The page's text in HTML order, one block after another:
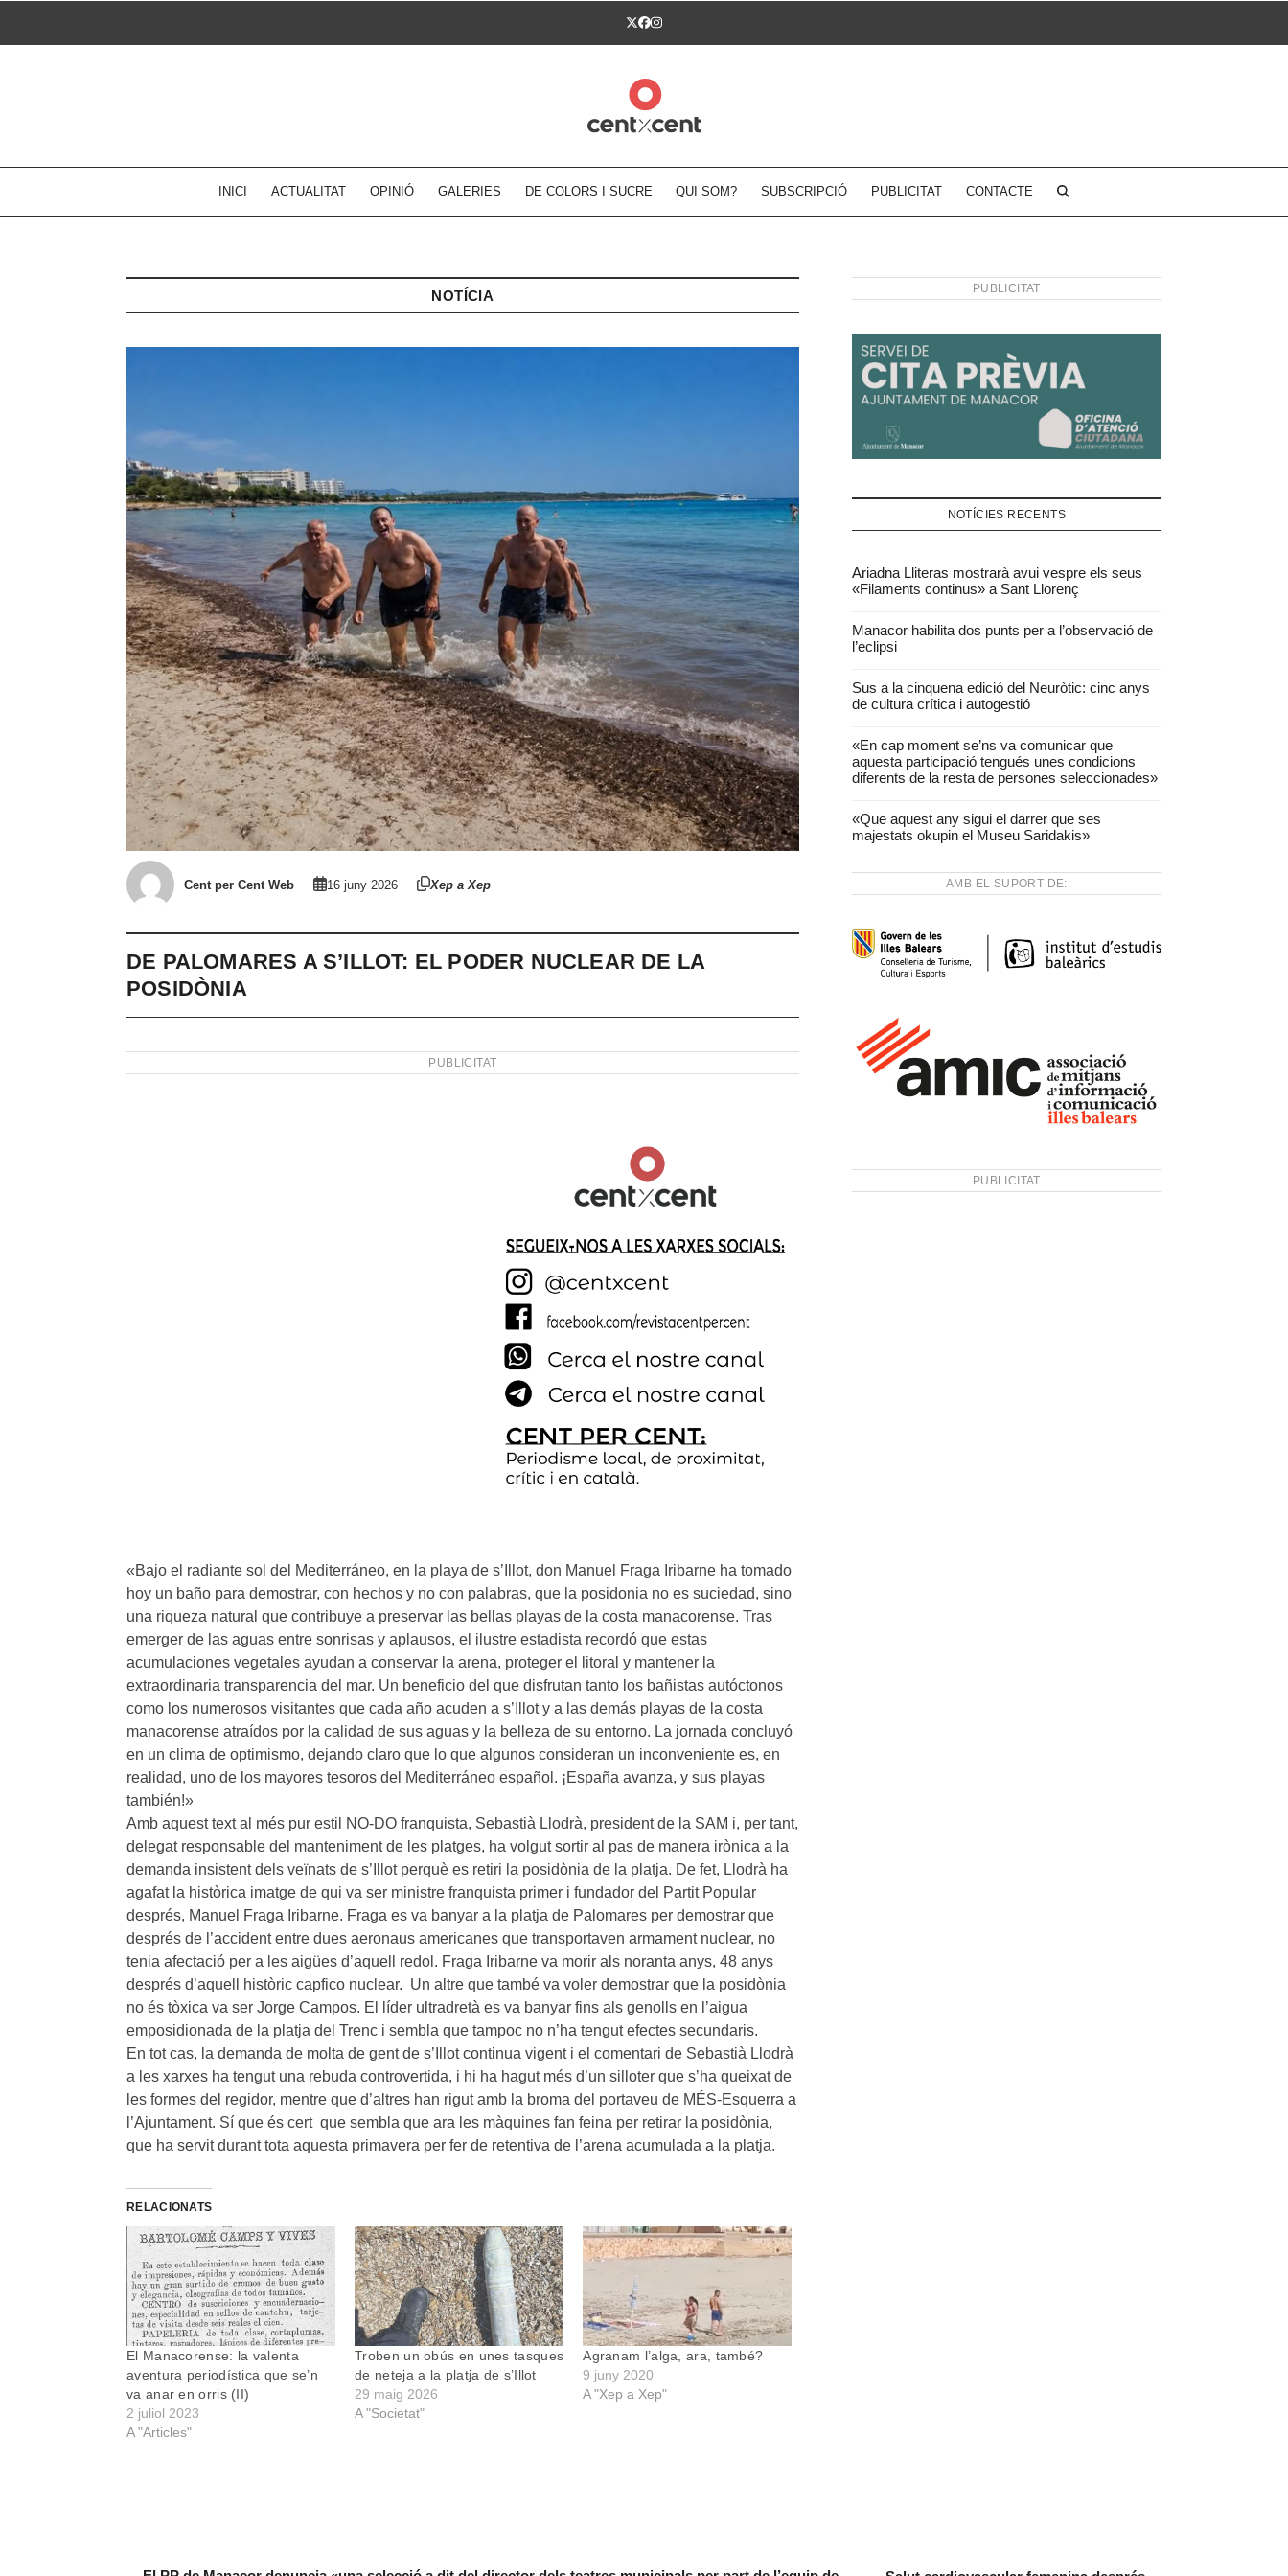
Twitter
Facebook
Instagram
INICI ACTUALITAT OPINIÓ GALERIES DE COLORS I SUCRE QUI SOM? SUBSCRIPCIÓ PUBLICITAT CONTACTE
NOTÍCIA
Cent per Cent Web 16 juny 2026 Xep a Xep
DE PALOMARES A S’ILLOT: EL PODER NUCLEAR DE LA
POSIDÒNIA
PUBLICITAT
«Bajo el radiante sol del Mediterráneo, en la playa de s’Illot, don Manuel Fraga Iribarne ha tomado
hoy un baño para demostrar, con hechos y no con palabras, que la posidonia no es suciedad, sino
una riqueza natural que contribuye a preservar las bellas playas de la costa manacorense. Tras
emerger de las aguas entre sonrisas y aplausos, el ilustre estadista recordó que estas
acumulaciones vegetales ayudan a conservar la arena, proteger el litoral y mantener la
extraordinaria transparencia del mar. Un beneficio del que disfrutan tanto los bañistas autóctonos
como los numerosos visitantes que cada año acuden a s’Illot y a las demás playas de la costa
manacorense atraídos por la calidad de sus aguas y la belleza de su entorno. La jornada concluyó
en un clima de optimismo, dejando claro que lo que algunos consideran un inconveniente es, en
realidad, uno de los mayores tesoros del Mediterráneo español. ¡España avanza, y sus playas
también!»
Amb aquest text al més pur estil NO-DO franquista, Sebastià Llodrà, president de la SAM i, per tant,
delegat responsable del manteniment de les platges, ha volgut sortir al pas de manera irònica a la
demanda insistent dels veïnats de s’Illot perquè es retiri la posidònia de la platja. De fet, Llodrà ha
agafat la històrica imatge de qui va ser ministre franquista primer i fundador del Partit Popular
després, Manuel Fraga Iribarne. Fraga es va banyar a la platja de Palomares per demostrar que
després de l’accident entre dues aeronaus americanes que transportaven armament nuclear, no
tenia afectació per a les aigües d’aquell redol. Fraga Iribarne va morir als noranta anys, 48 anys
després d’aquell històric capfico nuclear. Un altre que també va voler demostrar que la posidònia
no és tòxica va ser Jorge Campos. El líder ultradretà es va banyar fins als genolls en l’aigua
emposidionada de la platja del Trenc i sembla que tampoc no n’ha tengut efectes secundaris.
En tot cas, la demanda de molta de gent de s’Illot continua vigent i el comentari de Sebastià Llodrà
a les xarxes ha tengut una rebuda controvertida, i hi ha hagut més d’un silloter que s’ha queixat de
les formes del regidor, mentre que d’altres han rigut amb la broma del portaveu de MÉS-Esquerra a
l’Ajuntament. Sí que és cert que sembla que ara les màquines fan feina per retirar la posidònia,
que ha servit durant tota aquesta primavera per fer de retentiva de l’arena acumulada a la platja.
RELACIONATS
El Manacorense: la valenta
aventura periodística que se’n
va anar en orris (II)
2 juliol 2023
A "Articles"
Troben un obús en unes tasques
de neteja a la platja de s’Illot
29 maig 2026
A "Societat"
Agranam l’alga, ara, també?
9 juny 2020
A "Xep a Xep"
PUBLICITAT
NOTÍCIES RECENTS
Ariadna Lliteras mostrarà avui vespre els seus
«Filaments continus» a Sant Llorenç
Manacor habilita dos punts per a l’observació de
l’eclipsi
Sus a la cinquena edició del Neuròtic: cinc anys
de cultura crítica i autogestió
«En cap moment se’ns va comunicar que
aquesta participació tengués unes condicions
diferents de la resta de persones seleccionades»
«Que aquest any sigui el darrer que ses
majestats okupin el Museu Saridakis»
AMB EL SUPORT DE:
PUBLICITAT